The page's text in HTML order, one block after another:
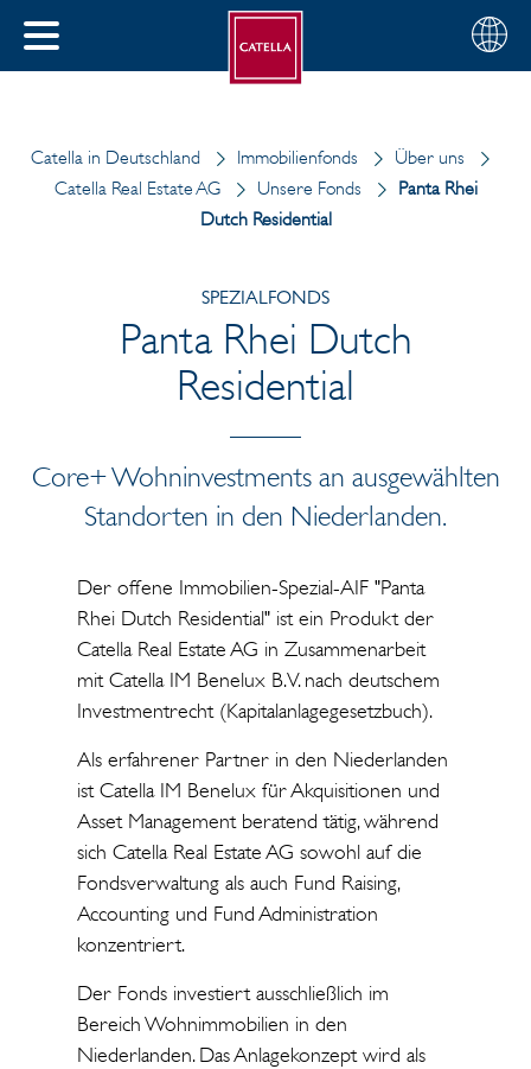
SCHLIESSEN
Wählen
Sie
Deutsch
Catella in Deutschland Immobilienfonds
Über uns
Catella Real Estate AG
Unsere Fonds
Panta Rhei
Dutch Residential
SPEZIALFONDS
Panta Rhei Dutch
Residential
Core+ Wohninvestments an ausgewählten
Standorten in den Niederlanden.
Der offene Immobilien-Spezial-AIF "Panta
Rhei Dutch Residential" ist ein Produkt der
Catella Real Estate AG in Zusammenarbeit
mit Catella IM Benelux B. V. nach deutschem
Investmentrecht (Kapitalanlagegesetzbuch).
Als erfahrener Partner in den Niederlanden
ist Catella IM Benelux für Akquisitionen und
Asset Management beratend tätig, während
sich Catella Real Estate AG sowohl auf die
Fondsverwaltung als auch Fund Raising,
Accounting und Fund Administration
konzentriert.
Der Fonds investiert ausschließlich im
Bereich Wohnimmobilien in den
Niederlanden. Das Anlagekonzept wird als